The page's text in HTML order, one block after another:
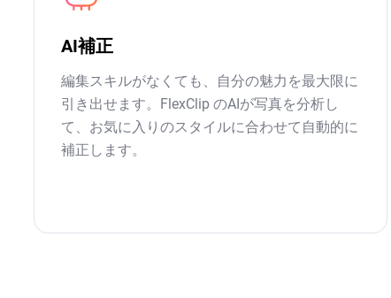
AI補正
編集スキルがなくても、自分の魅力を最大限に
引き出せます。FlexClip のAIが写真を分析し
て、お気に入りのスタイルに合わせて自動的に
補正します。